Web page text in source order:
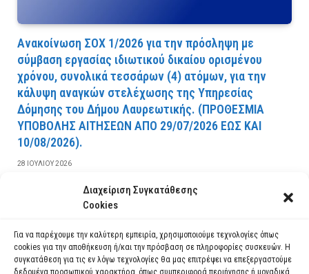
Διαχείριση Συγκατάθεσης
Cookies
Για να παρέχουμε την καλύτερη εμπειρία, χρησιμοποιούμε τεχνολογίες όπως
cookies για την αποθήκευση ή/και την πρόσβαση σε πληροφορίες συσκευών. Η
συγκατάθεση για τις εν λόγω τεχνολογίες θα μας επιτρέψει να επεξεργαστούμε
δεδομένα προσωπικού χαρακτήρα, όπως συμπεριφορά περιήγησης ή μοναδικά
Ανακοίνωση ΣΟΧ 1/2026 για την πρόσληψη με
σύμβαση εργασίας ιδιωτικού δικαίου ορισμένου
χρόνου, συνολικά τεσσάρων (4) ατόμων, για την
κάλυψη αναγκών στελέχωσης της Υπηρεσίας
Δόμησης του Δήμου Λαυρεωτικής. (ΠPOΘEΣMIA
YΠOBOΛHΣ AITHΣEΩN AΠO 29/07/2026 EΩΣ KAI
10/08/2026).
28 ΙΟΥΛΊΟΥ 2026
ΔΙΑΒΆΣΤΕ ΠΕΡΙΣΣΌΤΕΡΑ